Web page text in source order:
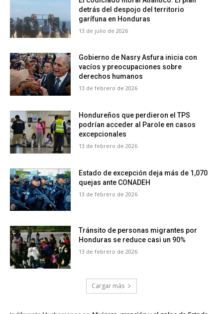
detrás del despojo del territorio
garífuna en Honduras
13 de julio de 2026
Gobierno de Nasry Asfura inicia con
vacíos y preocupaciones sobre
derechos humanos
13 de febrero de 2026
Hondureños que perdieron el TPS
podrían acceder al Parole en casos
excepcionales
13 de febrero de 2026
Estado de excepción deja más de 1,070
quejas ante CONADEH
13 de febrero de 2026
Tránsito de personas migrantes por
Honduras se reduce casi un 90%
13 de febrero de 2026
Cargar más